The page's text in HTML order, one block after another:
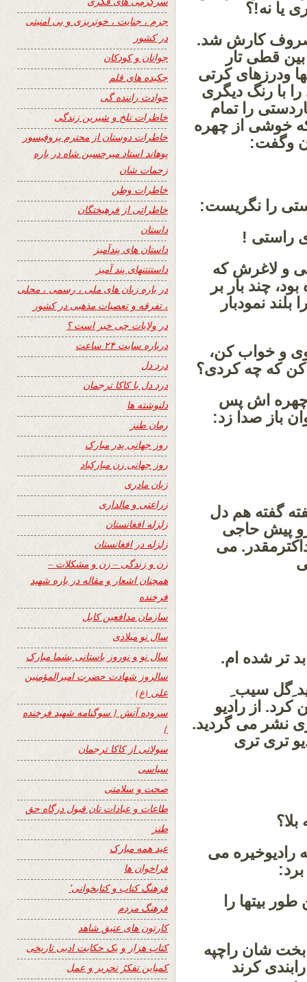
یا نه!؟
کارش شد.
قطی تار
ودرزهای کرتی
را با رنگ دیگری
را تمام
که خوشی از چهره
وگفت:
را نگریست:
راستی !
و لاغرش که
چند بار بر
نمودبار
و خواب کن،
که چه کردی؟
چهره اش پس
باز صدا زد:
گفته هم دل
پیش حاجی
می
تر شده ام.
ِگل سیب
از رادیو
نشر می گردید.
تری تری
رادیوخیره می
بیتها را
بخت شان راچپه
کرند
جرم ، جنایت ، خونریزی و بی امنیتی
در کشور
جوانان و کودکان
چکیده های قلم
حوادث راننده گی
خاطرات تلخ و شیرین زندگی
خاطرات دوستان از محترم پروفیسور
پوهاند استاد میرحسین شاه در باره
زحمات شان
خاطرات وطن
خاطراتی از فرهیختگان
داستان
داستان های پندآمیز
داستنتنهای پند آمیز
در باره زبان های ملی ، رسمی ، محلی
، تفرقه و تعصبات مذهبی در کشور
در ولایات چی خبر است ؟
درباره سایت ۲۴ ساعت
درد دل
درد دل با کاکا ترجمان
دلنوشته ها
رمان طنز
روز جهانی پدر مبارک
روز جهانی زن مبارکباد
زبان مادری
زراعتی و مالداری
زلزله افغانستان
زلزله در افغانستان
زن و زندگی – زن و مشکلات –
همچنان اشعار و مقاله در باره شهید
فرخنده
سازمان مدافعین کابل
سال نو میلادی
سال نو و نوروز باستانی بشما مبارک
سالروز شهادت حضرت امیرالمؤمنین
علی (ع)
سروده آتش { سوگنامه شهید فرخنده
}
سولاتی از کاکا ترجمان
سیاسی
صحت و سلامتی
طاعات و عبادات تان قبول درگاه حق
طنز
عید همه مبارک
فراخوان ها
فرهنگ کتاب و کتابخوانی٬
فرهنگ مردم
کارتون های عتیق شاهد
کتاب هزار و یک حکایت ادبی تاریخی
کمپاین تفکرُ تحریر و عمل